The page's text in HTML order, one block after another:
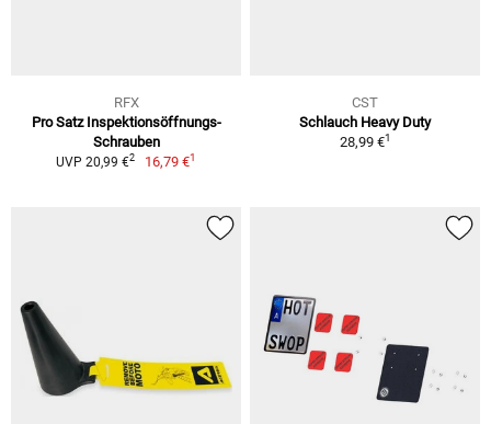
RFX
Pro Satz Inspektionsöffnungs-
Schrauben
UVP 20,99 €2 16,79 €1
CST
Schlauch Heavy Duty
28,99 €1